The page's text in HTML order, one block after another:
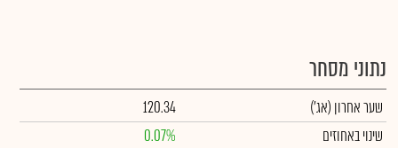
נתוני מסחר
שער אחרון (אג')
120.34
שינוי באחוזים
0.07%